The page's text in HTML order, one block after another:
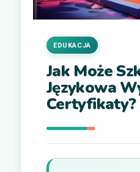
Jak Może
Językowa
Certyfikaty?
EDUKACJA